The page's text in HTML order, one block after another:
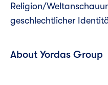
Religion/
geschlechtlicher
About Yordas Group